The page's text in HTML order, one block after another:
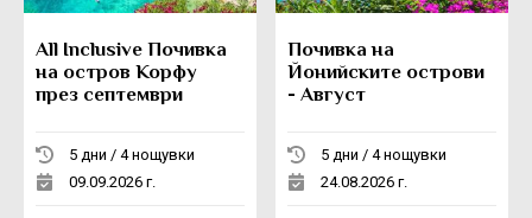
All Inclusive Почивка
на остров Корфу
през септември
5 дни / 4 нощувки
09.09.2026 г.
Почивка на
Йонийските острови
- Август
5 дни / 4 нощувки
24.08.2026 г.